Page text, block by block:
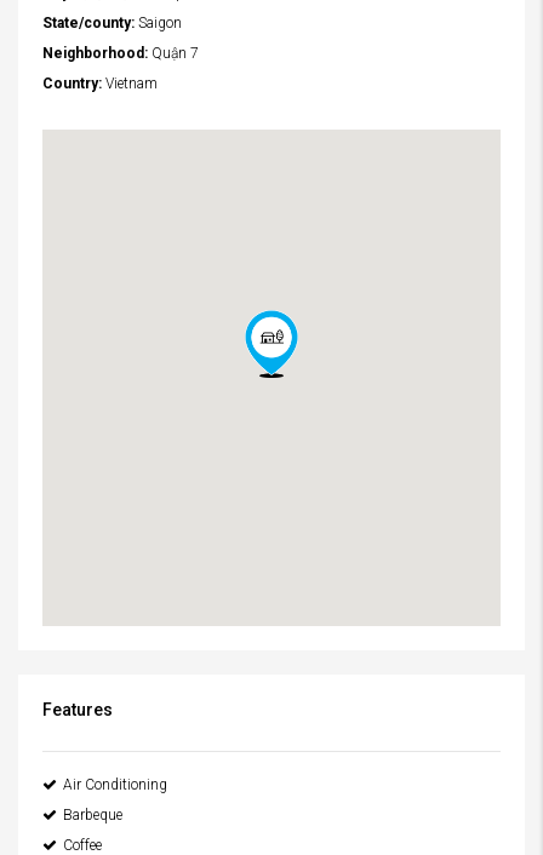
State/county: Saigon
Neighborhood: Quận 7
Country: Vietnam
Features
Air Conditioning
Barbeque
Coffee